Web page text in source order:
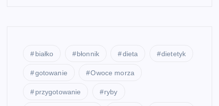
białko błonnik dieta dietetyk
gotowanie Owoce morza
przygotowanie ryby